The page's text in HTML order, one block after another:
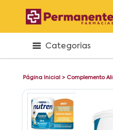
Categorias
Página Inicial > Complemento